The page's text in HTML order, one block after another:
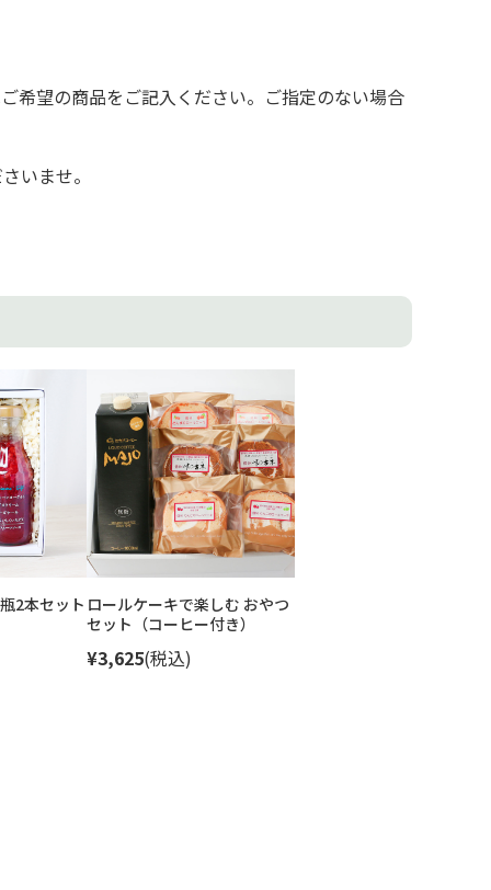
希望の商品をご記入ください。ご指定のない場合
いませ。
2本セット ロールケーキで楽しむ おやつ
セット（コーヒー付き）
¥3,625(税込)